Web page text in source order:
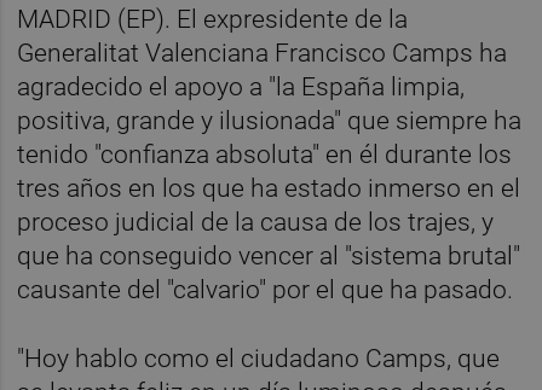
MADRID (EP). El expresidente de la
Generalitat Valenciana Francisco Camps ha
agradecido el apoyo a "la España limpia,
positiva, grande y ilusionada" que siempre ha
tenido "confianza absoluta" en él durante los
tres años en los que ha estado inmerso en el
proceso judicial de la causa de los trajes, y
que ha conseguido vencer al "sistema brutal"
causante del "calvario" por el que ha pasado.
"Hoy hablo como el ciudadano Camps, que